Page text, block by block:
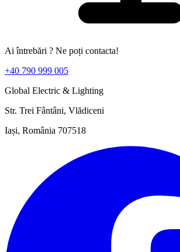
Ai întrebări ? Ne poți contacta!
+40 790 999 005
Global Electric & Lighting
Str. Trei Fântâni, Vlădiceni
Iași, România 707518